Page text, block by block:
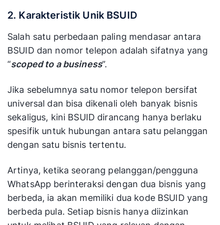
2. Karakteristik Unik BSUID
Salah satu perbedaan paling mendasar antara
BSUID dan nomor telepon adalah sifatnya yang
“scoped to a business”.
Jika sebelumnya satu nomor telepon bersifat
universal dan bisa dikenali oleh banyak bisnis
sekaligus, kini BSUID dirancang hanya berlaku
spesifik untuk hubungan antara satu pelanggan
dengan satu bisnis tertentu.
Artinya, ketika seorang pelanggan/pengguna
WhatsApp berinteraksi dengan dua bisnis yang
berbeda, ia akan memiliki dua kode BSUID yang
berbeda pula. Setiap bisnis hanya diizinkan